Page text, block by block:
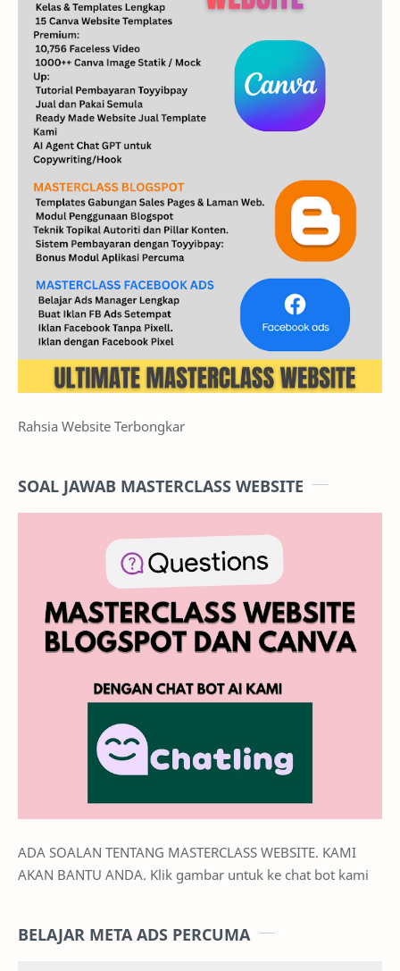
Rahsia Website Terbongkar
SOAL JAWAB MASTERCLASS WEBSITE
ADA SOALAN TENTANG MASTERCLASS WEBSITE. KAMI
AKAN BANTU ANDA. Klik gambar untuk ke chat bot kami
BELAJAR META ADS PERCUMA